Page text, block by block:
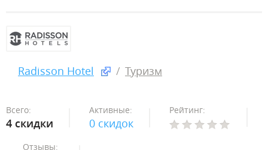
Radisson Hotel Туризм
Всего:
4 скидки
Активные:
0 скидок
Рейтинг:
Отзывы: